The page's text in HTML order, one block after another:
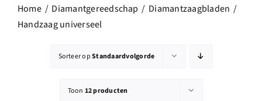
Overig Gereedschap
Home Diamantgereedschap
Diamantzaagbladen
Handzaag universeel
Sorteer opStandaardvolgorde
Toon 12 producten